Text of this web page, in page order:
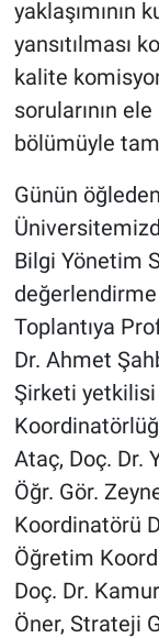
yaklaşımının
yansıtılması
kalite
sorularının
bölümüyle
Günün
Bilgi Yönetim
Toplantıya
Dr. Ahmet
Şirketi
Ataç, Doç. Dr.
Öğr. Gör.
Koordinatörü
Öğretim
Doç. Dr.
Öner, Strateji